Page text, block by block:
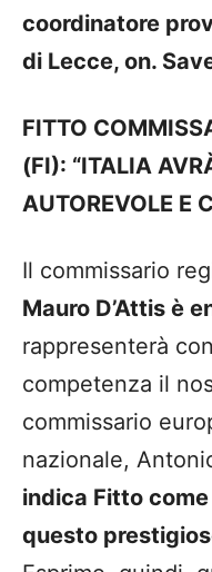
coordinatore
di Lecce, on.
FITTO
(FI): “ITALIA
AUTOREVOLE E
Il commissario
Mauro D’Attis è
rappresenterà
competenza il
commissario
nazionale,
indica Fitto
questo